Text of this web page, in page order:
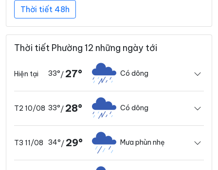
Thời tiết 48h
Thời tiết Phường 12 những ngày tới
Hiện tại 33°/ 27° Có dông
T2 10/08 33°/ 28° Có dông
T3 11/08 34°/ 29° Mưa phùn nhẹ